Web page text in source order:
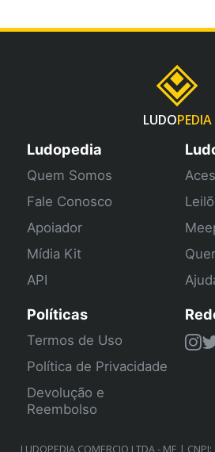
LUDOPEDIA
Ludopedia
Quem Somos
Fale Conosco
Apoiador
Mídia Kit
API
Políticas
Termos de Uso
Política de Privacidade
Devolução e
Reembolso
LUDOPEDIA COMERCIO LTDA - ME |